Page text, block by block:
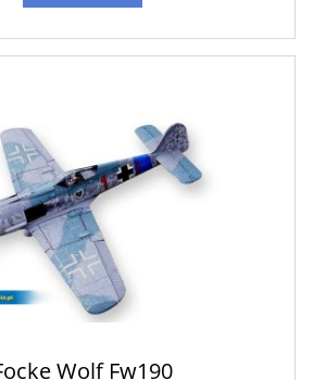
Wolf Fw190